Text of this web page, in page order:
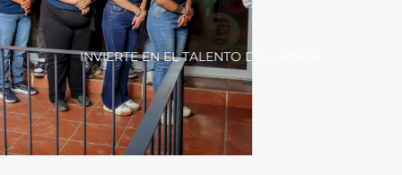
INVIERTE EN EL TALENTO DE OAXACA